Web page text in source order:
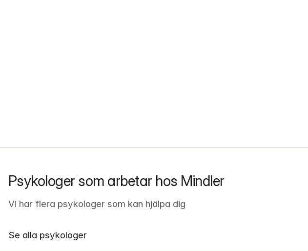
Psykologer som arbetar hos Mindler
Vi har flera psykologer som kan hjälpa dig
Se alla psykologer